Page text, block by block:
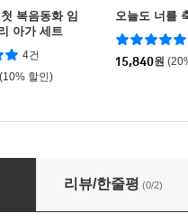
복음동화 임
아가 세트
4건
(10% 할인)
오늘도 너를
15,840원
해 사랑해
리뷰/한줄평 (0/2)